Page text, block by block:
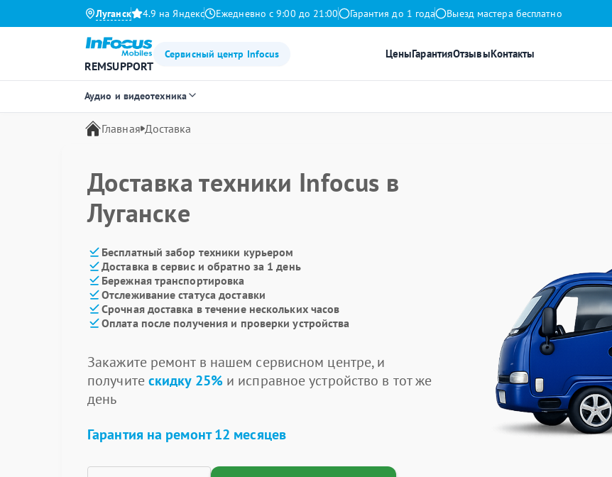
Луганск 4.9 на Яндекс Ежедневно с 9:00 до 21:00 Гарантия до 1 года Выезд мастера бесплатно
REMSUPPORT
Сервисный центр Infocus ЦеныГарантияОтзывыКонтакты
Аудио и видеотехника
Главная Доставка
Доставка техники Infocus в
Луганске
Бесплатный забор техники курьером
Доставка в сервис и обратно за 1 день
Бережная транспортировка
Отслеживание статуса доставки
Срочная доставка в течение нескольких часов
Оплата после получения и проверки устройства
Закажите ремонт в нашем сервисном центре, и
получитескидку 25%и исправное устройство в тот же
день
Гарантия на ремонт 12 месяцев